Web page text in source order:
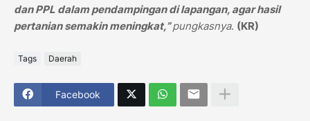
dan PPL dalam pendampingan di lapangan, agar hasil
pertanian semakin meningkat,”pungkasnya. (KR)
Tags Daerah
Facebook